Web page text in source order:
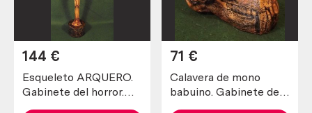
Esqueleto ARQUERO.
Gabinete del horror.
144 €
Calavera de mono
babuino. Gabinete del
71 €